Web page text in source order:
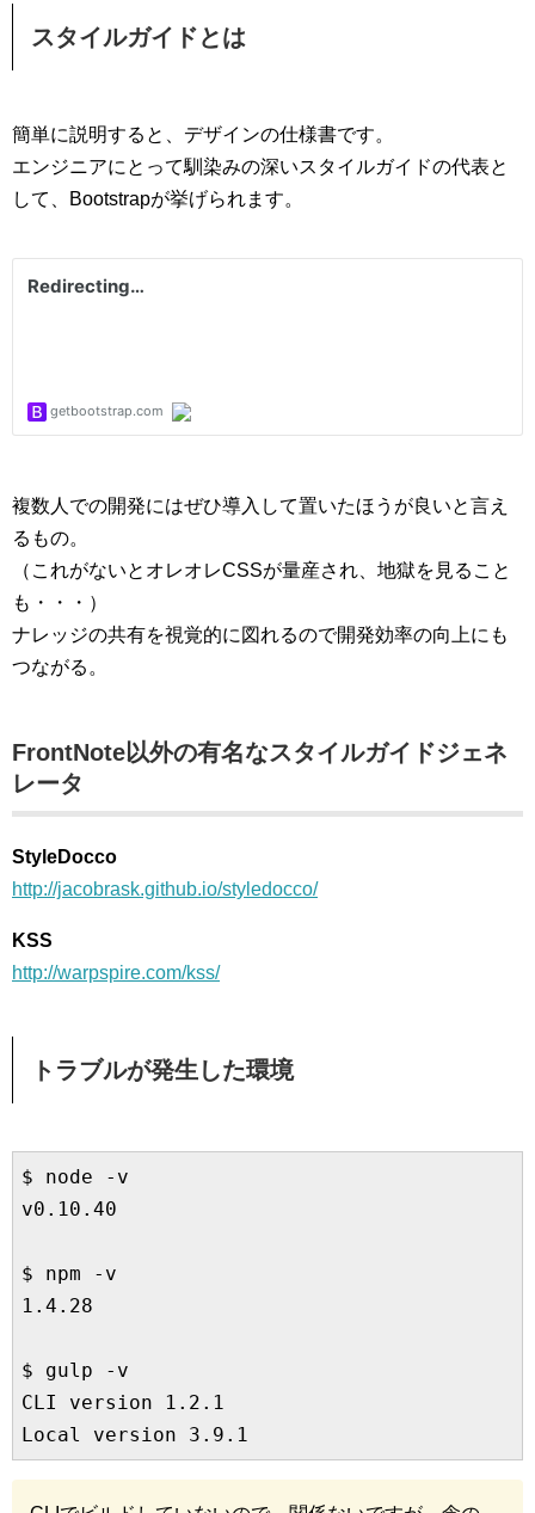
スタイルガイドとは
簡単に説明すると、デザインの仕様書です。
エンジニアにとって馴染みの深いスタイルガイドの代表と
して、Bootstrapが挙げられます。
複数人での開発にはぜひ導入して置いたほうが良いと言え
るもの。
（これがないとオレオレCSSが量産され、地獄を見ること
も・・・）
ナレッジの共有を視覚的に図れるので開発効率の向上にも
つながる。
FrontNote以外の有名なスタイルガイドジェネ
レータ
StyleDocco
http://jacobrask.github.io/styledocco/
KSS
http://warpspire.com/kss/
トラブルが発生した環境
$ node -v
v0.10.40
$ npm -v
1.4.28
$ gulp -v
CLI version 1.2.1